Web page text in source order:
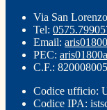
Via San
Tel:
Email:
PEC:
C.F.:
Codice ufficio:
Codice IPA: